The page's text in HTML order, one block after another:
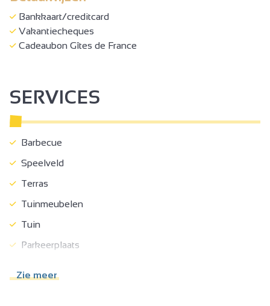
Bankkaart/creditcard
Vakantiecheques
Cadeaubon Gîtes de France
SERVICES
Barbecue
Speelveld
Terras
Tuinmeubelen
Tuin
Parkeerplaats
Zie meer